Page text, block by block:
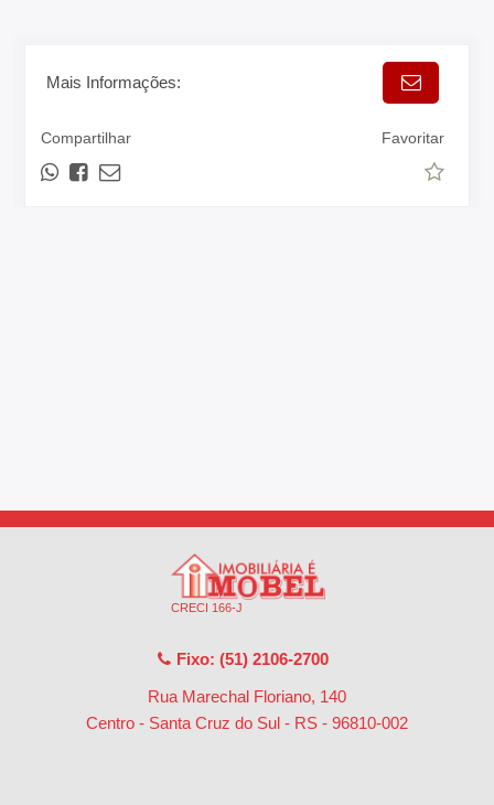
Mais Informações:
Compartilhar Favoritar
CRECI 166-J
Fixo: (51) 2106-2700
Rua Marechal Floriano, 140
Centro - Santa Cruz do Sul - RS - 96810-002